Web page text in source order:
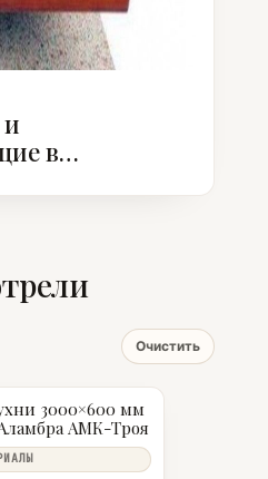
в
Очистить
3000×600 мм
АМК-Троя